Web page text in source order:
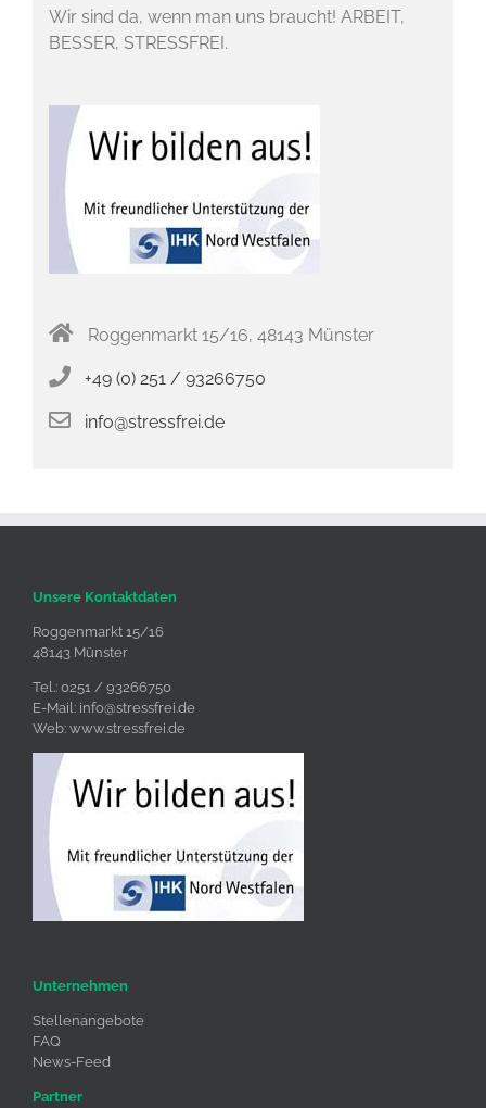
Wir sind da, wenn man uns braucht! ARBEIT,
BESSER, STRESSFREI.
Roggenmarkt 15/16, 48143 Münster
+49 (0) 251 / 93266750
info@stressfrei.de
Unsere Kontaktdaten
Roggenmarkt 15/16
48143 Münster
Tel.: 0251 / 93266750
E-Mail: info@stressfrei.de
Web: www.stressfrei.de
Unternehmen
Stellenangebote
FAQ
News-Feed
Partner